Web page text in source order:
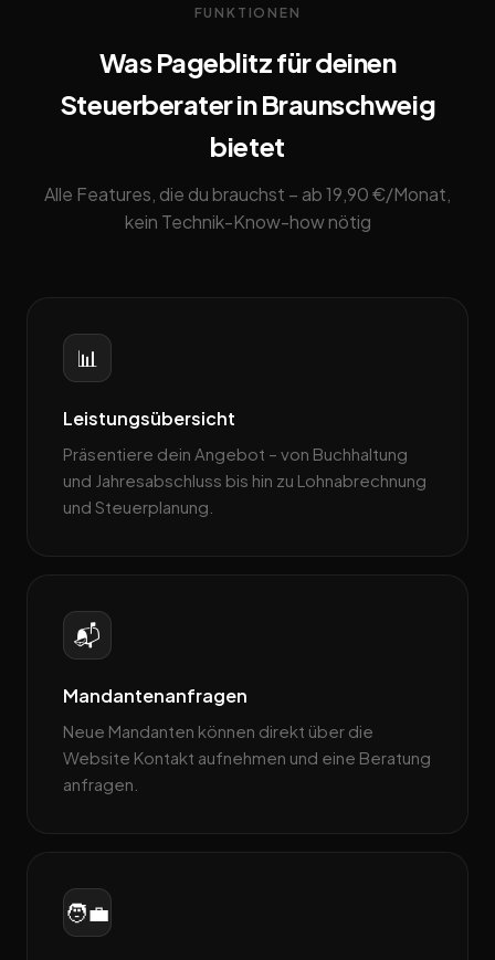
FUNKTIONEN
Was Pageblitz für deinen
Steuerberater in Braunschweig
bietet
Alle Features, die du brauchst – ab 19,90 €/Monat,
kein Technik-Know-how nötig
📊
Leistungsübersicht
Präsentiere dein Angebot – von Buchhaltung
und Jahresabschluss bis hin zu Lohnabrechnung
und Steuerplanung.
📬
Mandantenanfragen
Neue Mandanten können direkt über die
Website Kontakt aufnehmen und eine Beratung
anfragen.
🧑‍💼